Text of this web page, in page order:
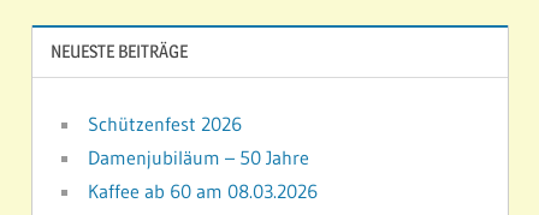
NEUESTE BEITRÄGE
Schützenfest 2026
Damenjubiläum – 50 Jahre
Kaffee ab 60 am 08.03.2026